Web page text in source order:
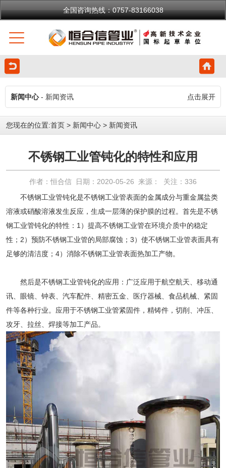
全国咨询热线：0757-83166038
新闻中心- 新闻资讯 点击展开
您现在的位置:首页 > 新闻中心 > 新闻资讯
不锈钢工业管钝化的特性和应用
作者：恒合信 日期：2020-05-26 来源： 关注： 336
不锈钢工业管钝化是不锈钢工业管表面的金属成分与重金属盐类
溶液或硝酸溶液发生反应，生成一层薄的保护膜的过程。首先是不锈
钢工业管钝化的特性：1）提高不锈钢工业管在环境介质中的稳定
性；2）预防不锈钢工业管的局部腐蚀；3）使不锈钢工业管表面具有
足够的清洁度；4）消除不锈钢工业管表面热加工产物。
然后是不锈钢工业管钝化的应用：广泛应用于航空航天、移动通
讯、眼镜、钟表、汽车配件、精密五金、医疗器械、食品机械、紧固
件等各种行业。应用于不锈钢工业管紧固件，精铸件，切削、冲压、
攻牙、拉丝、焊接等加工产品。